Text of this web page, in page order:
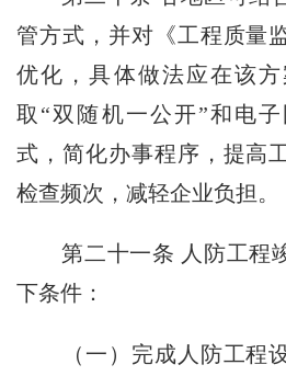
管方式，并对《工程质量
优化，具体做法应在该
取“双随机一公开”和电
式，简化办事程序，提高
检查频次，减轻企业负担。
第二十一条 人防工程
下条件：
（一）完成人防工程设